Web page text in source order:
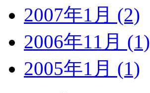
2007年1月 (2)
2006年11月 (1)
2005年1月 (1)